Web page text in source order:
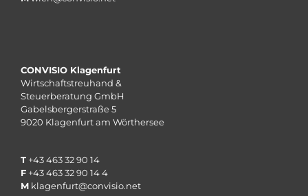
CONVISIO Klagenfurt
Wirtschaftstreuhand &
Steuerberatung GmbH
Gabelsbergerstraße 5
9020 Klagenfurt am Wörthersee
T +43 463 32 90 14
F +43 463 32 90 14 4
M klagenfurt@convisio.net